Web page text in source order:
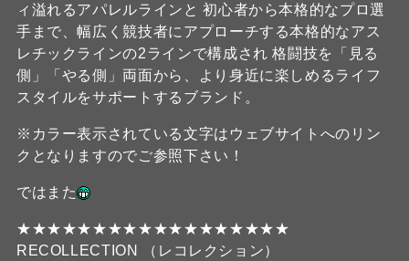
ィ溢れるアパレルラインと 初心者から本格的なプロ選
手まで、幅広く競技者にアプローチする本格的なアス
レチックラインの2ラインで構成され 格闘技を「見る
側」「やる側」両面から、より身近に楽しめるライフ
スタイルをサポートするブランド。
※カラー表示されている文字はウェブサイトへのリン
クとなりますのでご参照下さい！
ではまた
★★★★★★★★★★★★★★★★★★
RECOLLECTION （レコレクション）